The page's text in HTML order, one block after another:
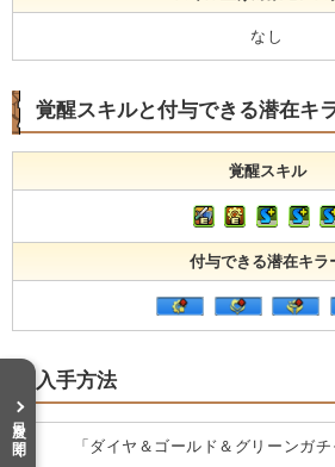
なし
覚醒スキルと付与できる潜在キ
覚醒スキル
付与できる潜在キラ
入手方法
「ダイヤ＆ゴールド＆グリーンガ
目次を開く